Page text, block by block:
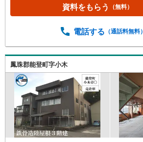
資料をもらう （無料）
電話する （通話料無料）
鳳珠郡能登町字小木